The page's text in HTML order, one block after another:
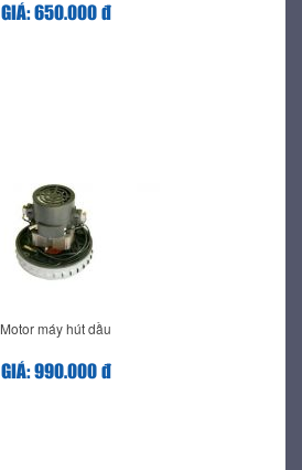
GIÁ: 650.000 đ
Motor máy hút dầu
GIÁ: 990.000 đ